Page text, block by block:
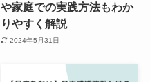
や家庭での実践方法もわか
りやすく解説
2024年5月31日